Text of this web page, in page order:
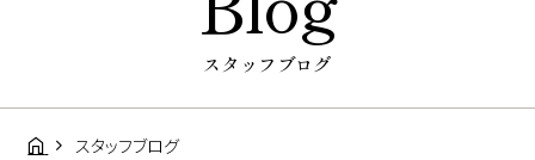
スタッフブログ
スタッフブログ